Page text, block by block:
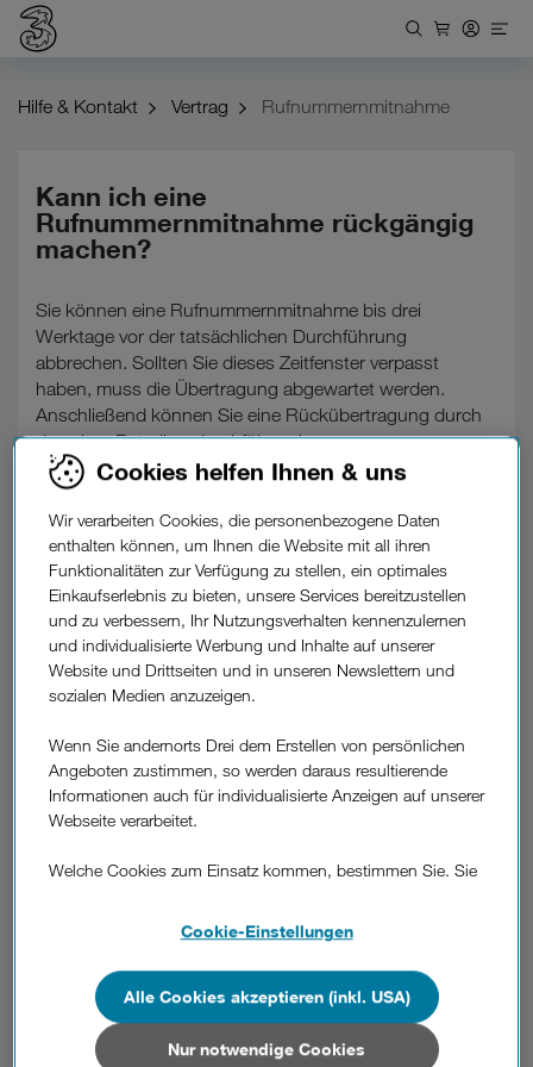
Hilfe & Kontakt Vertrag Rufnummernmitnahme
Kann ich eine
Rufnummernmitnahme rückgängig
machen?
Sie können eine Rufnummernmitnahme bis drei
Werktage vor der tatsächlichen Durchführung
abbrechen. Sollten Sie dieses Zeitfenster verpasst
haben, muss die Übertragung abgewartet werden.
Anschließend können Sie eine Rückübertragung durch
den alten Betreiber durchführen lassen.
Alles zur Rufnummernmitnahme
War diese Information hilfreich?
Weitere
Fragen
aus
dem
Bereich
Wie kann ich zu Drei wechseln und meine
Rufnummer mitnehmen?
brauche ich diese?
Wie erhalte ich eine NÜV-Information?
Cookies helfen Ihnen & uns
Wir verarbeiten Cookies, die personenbezogene Daten
enthalten können, um Ihnen die Website mit all ihren
Funktionalitäten zur Verfügung zu stellen, ein optimales
Einkaufserlebnis zu bieten, unsere Services bereitzustellen
und zu verbessern, Ihr Nutzungsverhalten kennenzulernen
und individualisierte Werbung und Inhalte auf unserer
Website und Drittseiten und in unseren Newslettern und
sozialen Medien anzuzeigen.
Wenn Sie andernorts Drei dem Erstellen von persönlichen
Angeboten zustimmen, so werden daraus resultierende
Informationen auch für individualisierte Anzeigen auf unserer
Webseite verarbeitet.
Welche Cookies zum Einsatz kommen, bestimmen Sie. Sie
Wenn Sie allen Cookies zustimmen, werden auch Cookies
von Drittanbietern verarbeitet, die Ihre Daten in Ländern
außerhalb der europäischen Union (z.B. in den USA)
Cookie-Einstellungen
Nur notwendige Cookies
Alle Cookies akzeptieren (inkl. USA)